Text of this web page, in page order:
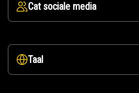
Cat sociale media
Taal